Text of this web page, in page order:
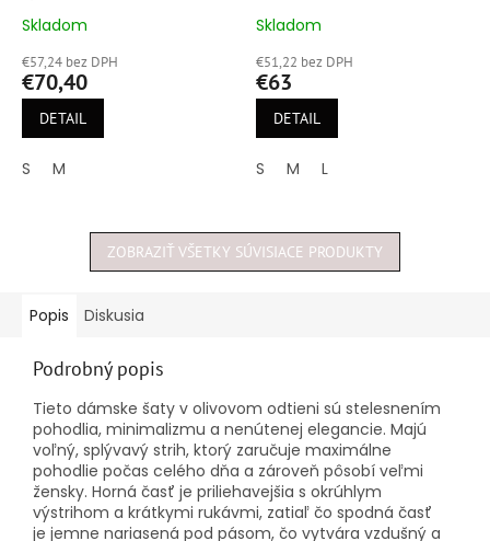
Priemerné
produktu
je
5,0
hviezdičiek.
Skladom
€57,24 bez DPH
€70,40
DETAIL
S M
Priemerné
produktu
je
5,0
hviezdičiek.
Skladom
€51,22 bez DPH
€63
DETAIL
S M L
ZOBRAZIŤ VŠETKY SÚVISIACE PRODUKTY
Popis Diskusia
Podrobný popis
Tieto dámske šaty v olivovom odtieni sú stelesnením
pohodlia, minimalizmu a nenútenej elegancie. Majú
voľný, splývavý strih, ktorý zaručuje maximálne
pohodlie počas celého dňa a zároveň pôsobí veľmi
žensky. Horná časť je priliehavejšia s okrúhlym
výstrihom a krátkymi rukávmi, zatiaľ čo spodná časť
je jemne nariasená pod pásom, čo vytvára vzdušný a